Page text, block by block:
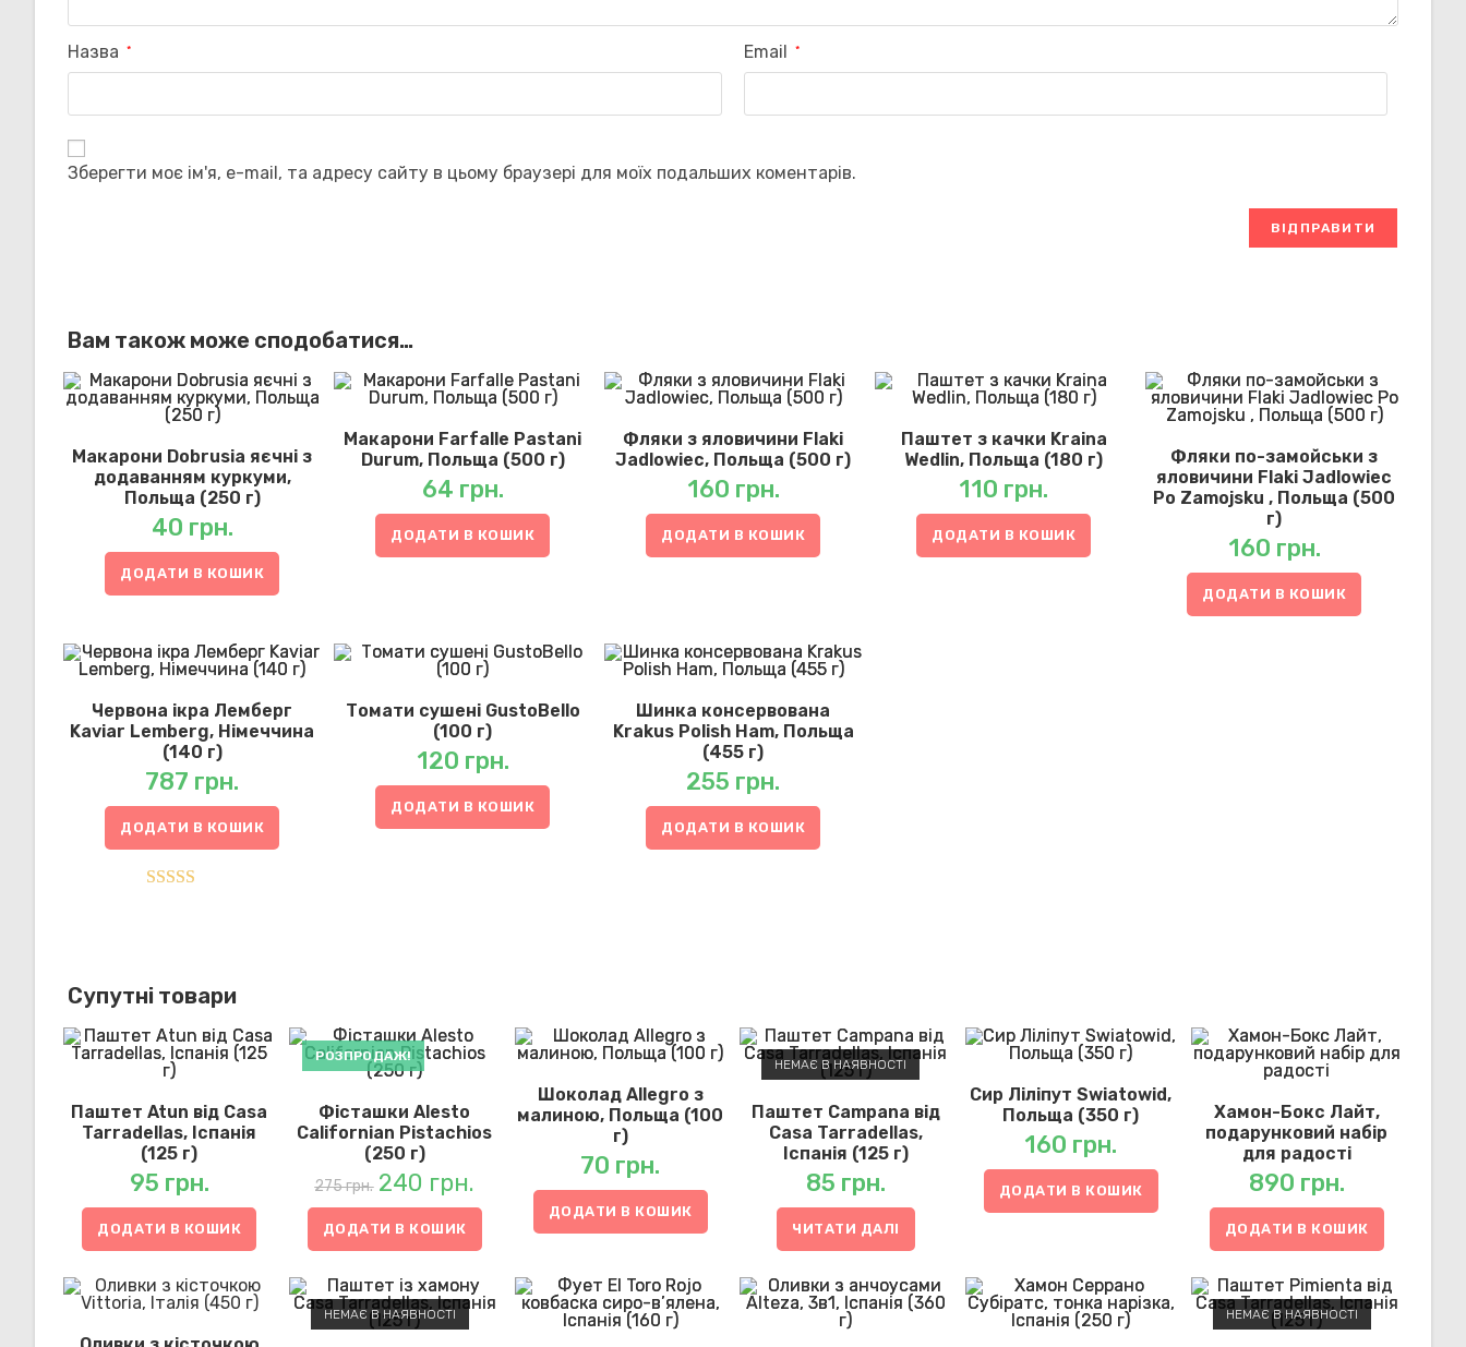
Назва * Email *
Зберегти моє ім'я, e-mail, та адресу сайту в цьому браузері для моїх подальших коментарів.
Вам також може сподобатися…
Макарони Dobrusia яєчні з
додаванням куркуми,
Польща (250 г)
40 грн.
ДОДАТИ В КОШИК
Макарони Farfalle Pastani
Durum, Польща (500 г)
64 грн.
ДОДАТИ В КОШИК
Фляки з яловичини Flaki
Jadlowiec, Польща (500 г)
160 грн.
ДОДАТИ В КОШИК
Паштет з качки Kraina
Wedlin, Польща (180 г)
110 грн.
ДОДАТИ В КОШИК
Фляки по-замойськи з
яловичини Flaki Jadlowiec
Po Zamojsku , Польща (500
г)
160 грн.
ДОДАТИ В КОШИК
Червона ікра Лемберг
Kaviar Lemberg, Німеччина
(140 г)
787 грн.
ДОДАТИ В КОШИК
Томати сушені GustoBello
(100 г)
120 грн.
ДОДАТИ В КОШИК
Шинка консервована
Krakus Polish Ham, Польща
(455 г)
255 грн.
ДОДАТИ В КОШИК
Супутні товари
Паштет Atun від Casa
Tarradellas, Іспанія
(125 г)
95 грн.
ДОДАТИ В КОШИК
РОЗПРОДАЖ!
Фісташки Alesto
Californian Pistachios
(250 г)
275грн. Оригінальна
ціна:
275 грн..
240 грн. 240 грн..
ДОДАТИ В КОШИК
Шоколад Allegro з
малиною, Польща (100
г)
70 грн.
ДОДАТИ В КОШИК
НЕМАЄ В НАЯВНОСТІ
Паштет Campana від
Casa Tarradellas,
Іспанія (125 г)
85 грн.
ЧИТАТИ ДАЛІ
Сир Ліліпут Swiatowid,
Польща (350 г)
160 грн.
ДОДАТИ В КОШИК
Хамон-Бокс Лайт,
подарунковий набір
для радості
890 грн.
ДОДАТИ В КОШИК
НЕМАЄ В НАЯВНОСТІ НЕМАЄ В НАЯВНОСТІ